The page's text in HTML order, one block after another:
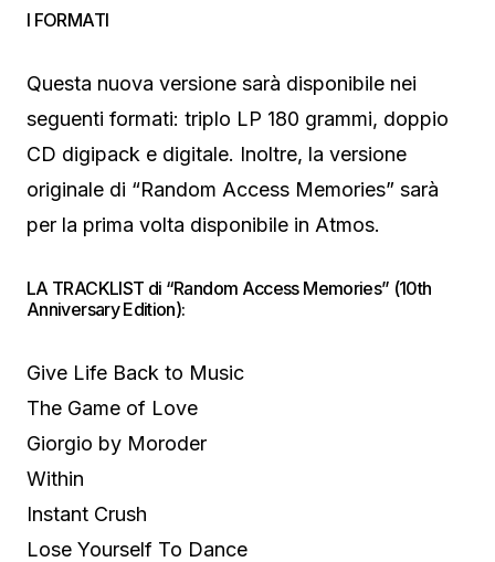
I FORMATI
Questa nuova versione sarà disponibile nei
seguenti formati: triplo LP 180 grammi, doppio
CD digipack e digitale. Inoltre, la versione
originale di “Random Access Memories” sarà
per la prima volta disponibile in Atmos.
LA TRACKLIST di “Random Access Memories” (10th
Anniversary Edition):
Give Life Back to Music
The Game of Love
Giorgio by Moroder
Within
Instant Crush
Lose Yourself To Dance